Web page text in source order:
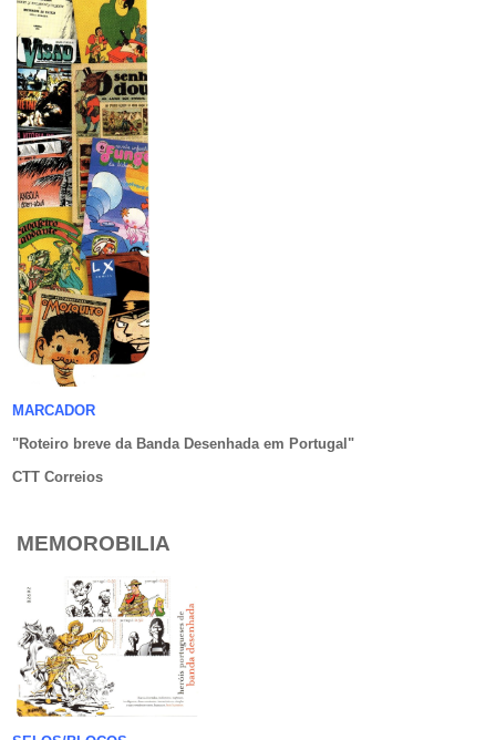
MARCADOR
"Roteiro breve da Banda Desenhada em Portugal "
CTT Correios
MEMOROBILIA